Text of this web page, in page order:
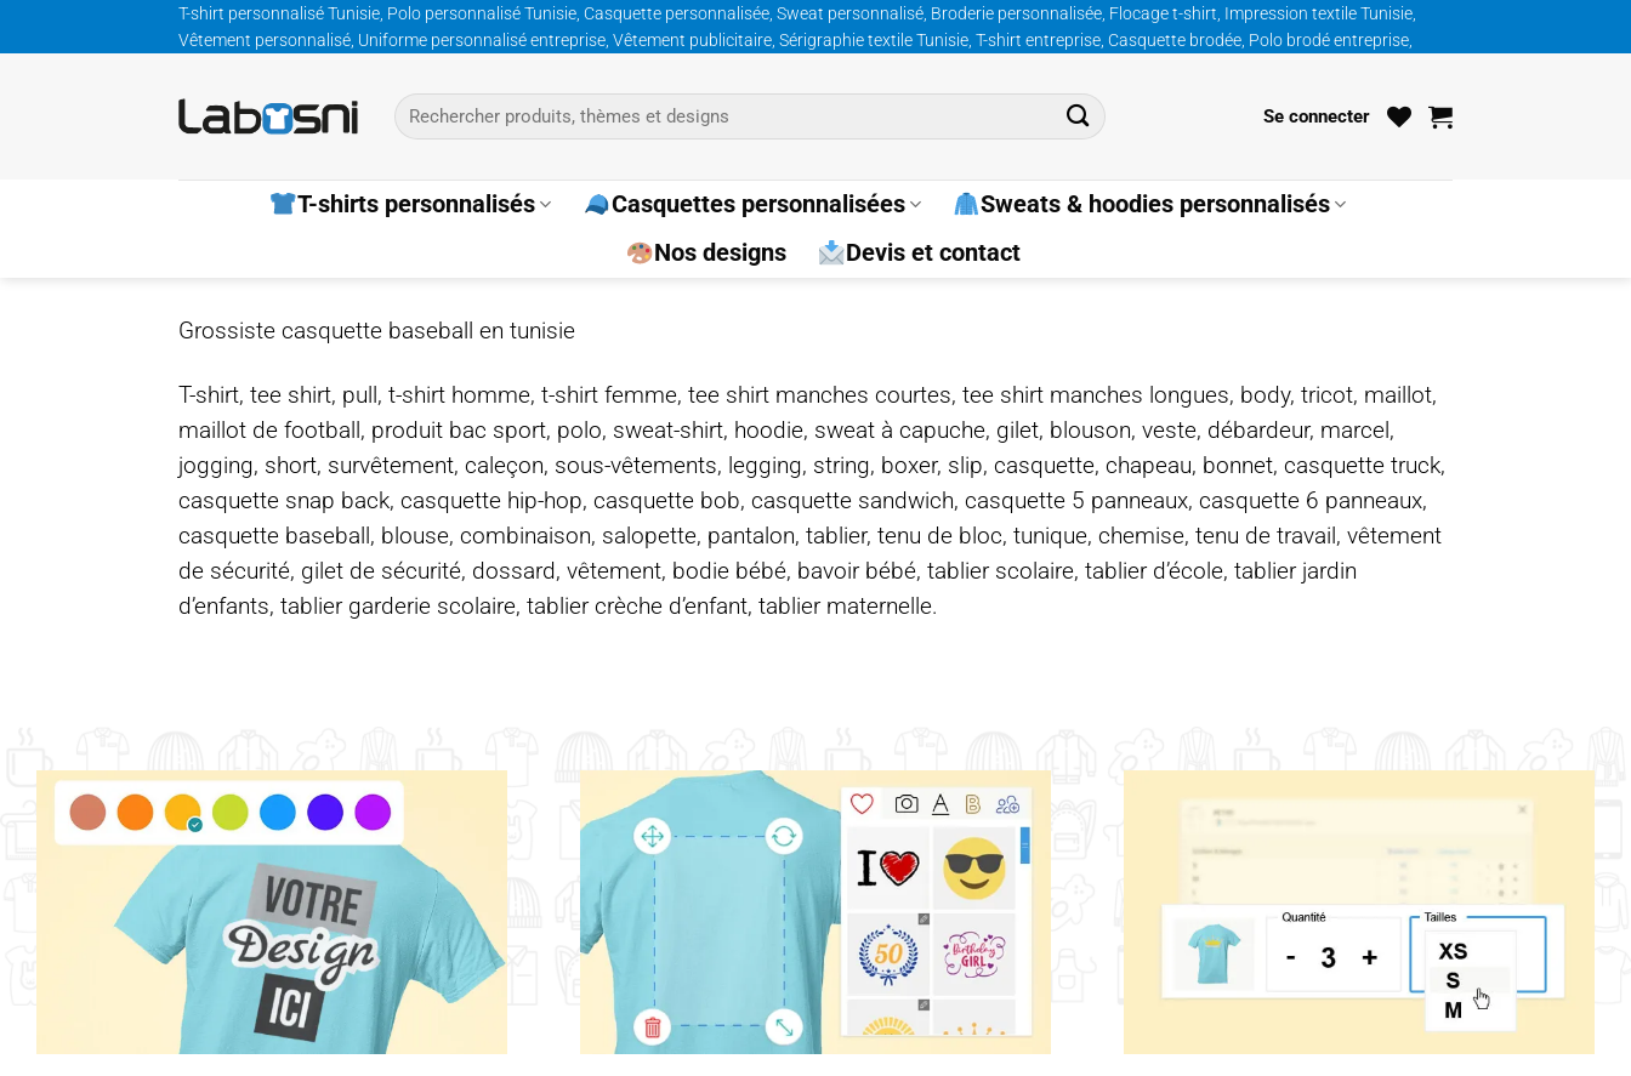
au
T-shirt personnalisé Tunisie, Polo personnalisé Tunisie, Casquette personnalisée, Sweat personnalisé, Broderie personnalisée, Flocage t-shirt, Impression textile Tunisie,
Vêtement personnalisé, Uniforme personnalisé entreprise, Vêtement publicitaire, Sérigraphie textile Tunisie, T-shirt entreprise, Casquette brodée, Polo brodé entreprise,
Recherche
pour :
Se connecter
T-shirts personnalisés Casquettes personnalisées
Sweats & hoodies personnalisés
Nos designs
Devis et contact
Grossiste casquette baseball en tunisie
T-shirt, tee shirt, pull, t-shirt homme, t-shirt femme, tee shirt manches courtes, tee shirt manches longues, body, tricot, maillot,
maillot de football, produit bac sport, polo, sweat-shirt, hoodie, sweat à capuche, gilet, blouson, veste, débardeur, marcel,
jogging, short, survêtement, caleçon, sous-vêtements, legging, string, boxer, slip, casquette, chapeau, bonnet, casquette truck,
casquette snap back, casquette hip-hop, casquette bob, casquette sandwich, casquette 5 panneaux, casquette 6 panneaux,
casquette baseball, blouse, combinaison, salopette, pantalon, tablier, tenu de bloc, tunique, chemise, tenu de travail, vêtement
de sécurité, gilet de sécurité, dossard, vêtement, bodie bébé, bavoir bébé, tablier scolaire, tablier d’école, tablier jardin
d’enfants, tablier garderie scolaire, tablier crèche d’enfant, tablier maternelle.